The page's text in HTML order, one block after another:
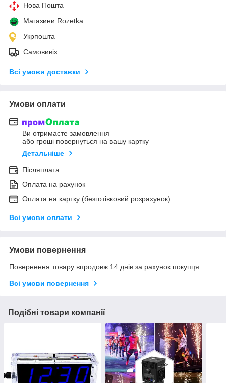
Нова Пошта
Магазини Rozetka
Укрпошта
Самовивіз
Всі умови доставки
Умови оплати
Ви отримаєте замовлення
або гроші повернуться на вашу картку
Детальніше
Післяплата
Оплата на рахунок
Оплата на картку (безготівковий розрахунок)
Всі умови оплати
Умови повернення
Повернення товару впродовж 14 днів за рахунок покупця
Всі умови повернення
Подібні товари компанії